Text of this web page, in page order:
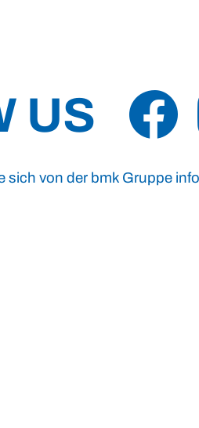
US
sich von der bmk Gruppe